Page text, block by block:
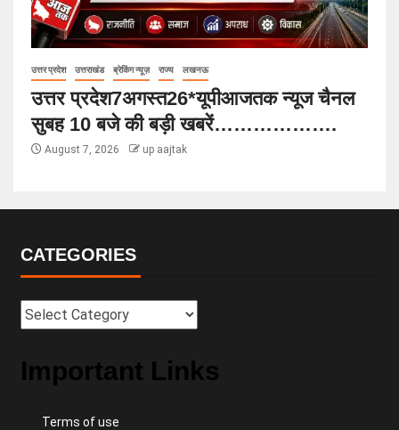
उत्तर प्रदेश उत्तराखंड ब्रेकिंग न्यूज़ राज्य लखनऊ
उत्तर प्रदेश7अगस्त26*यूपीआजतक न्यूज चैनल
सुबह 10 बजे की बड़ी खबरें……………….
August 7, 2026 up aajtak
CATEGORIES
Important Links
Terms of use